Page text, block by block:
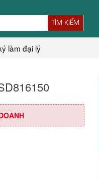
TÌM KIẾM
làm đại lý